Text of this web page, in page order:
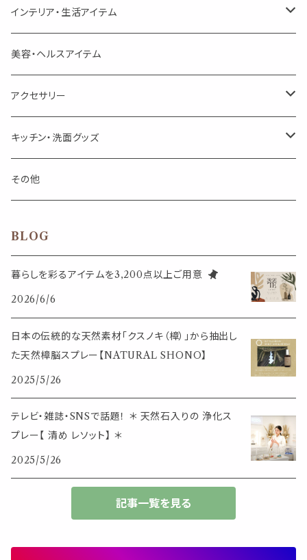
箱入りアソート
ポンプ式ボトル
リップ容器
スクリュー容器
チューブ
スライドケース
ブレンド
キャリアオイル・ワックス
道具
お香・サシェ・キャンドル
線香
サシェ・香り袋
ディフューザー
アロマオイルウォーマー
アロマストーン
デザインクリップ
記号（ハート,星,etc）
音楽・楽器
ミニサイズ
50個以上の大容量
ダブルクリップ・その他
ページオープナー・ワイドクリップ
ポストカード・メッセージカード
フック・マグネット・画鋲
ステッカー・マスキングテープ・付箋
筆記用具
インテリア・生活アイテム
オブジェ
キャンドル・お香
ウォールアイテム
フック・マグネット・画鋲
収納・小物トレー
スマホアイテム
生活アイテム
美容・ヘルスアイテム
アクセサリー
ブローチ・ピンバッチ
ピアス
ブレスレット
その他
キッチン・洗面グッズ
カトラリー
その他
BLOG
暮らしを彩るアイテムを3,200点以上ご用意
2026/6/6
日本の伝統的な天然素材「クスノキ（樟）」から抽出し
た天然樟脳スプレー【NATURAL SHONO】
2025/5/26
テレビ・雑誌・SNSで話題！ ＊ 天然石入りの 浄化ス
プレー【 清め レソット】 ＊
2025/5/26
記事一覧を見る